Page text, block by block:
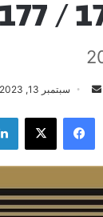
س
ل
ب
ر
ي
سبتمبر 13, 2023
فيسبوك